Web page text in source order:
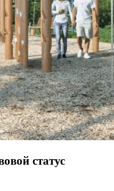
статус